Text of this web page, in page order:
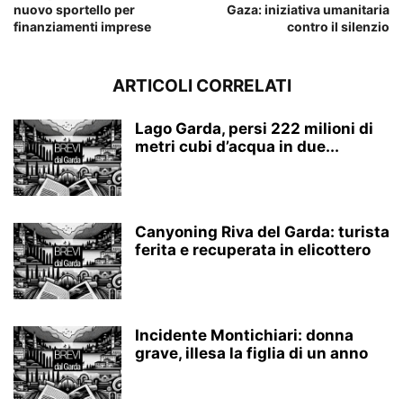
nuovo sportello per
finanziamenti imprese
Gaza: iniziativa umanitaria
contro il silenzio
ARTICOLI CORRELATI
Lago Garda, persi 222 milioni di
metri cubi d’acqua in due...
Canyoning Riva del Garda: turista
ferita e recuperata in elicottero
Incidente Montichiari: donna
grave, illesa la figlia di un anno